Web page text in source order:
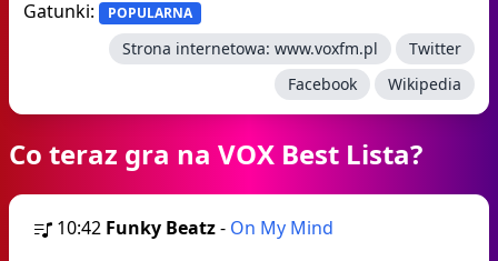
Gatunki: POPULARNA
Strona internetowa: www.voxfm.pl
Twitter
Facebook
Wikipedia
Co teraz gra na VOX Best Lista?
10:42 Funky Beatz- On My Mind